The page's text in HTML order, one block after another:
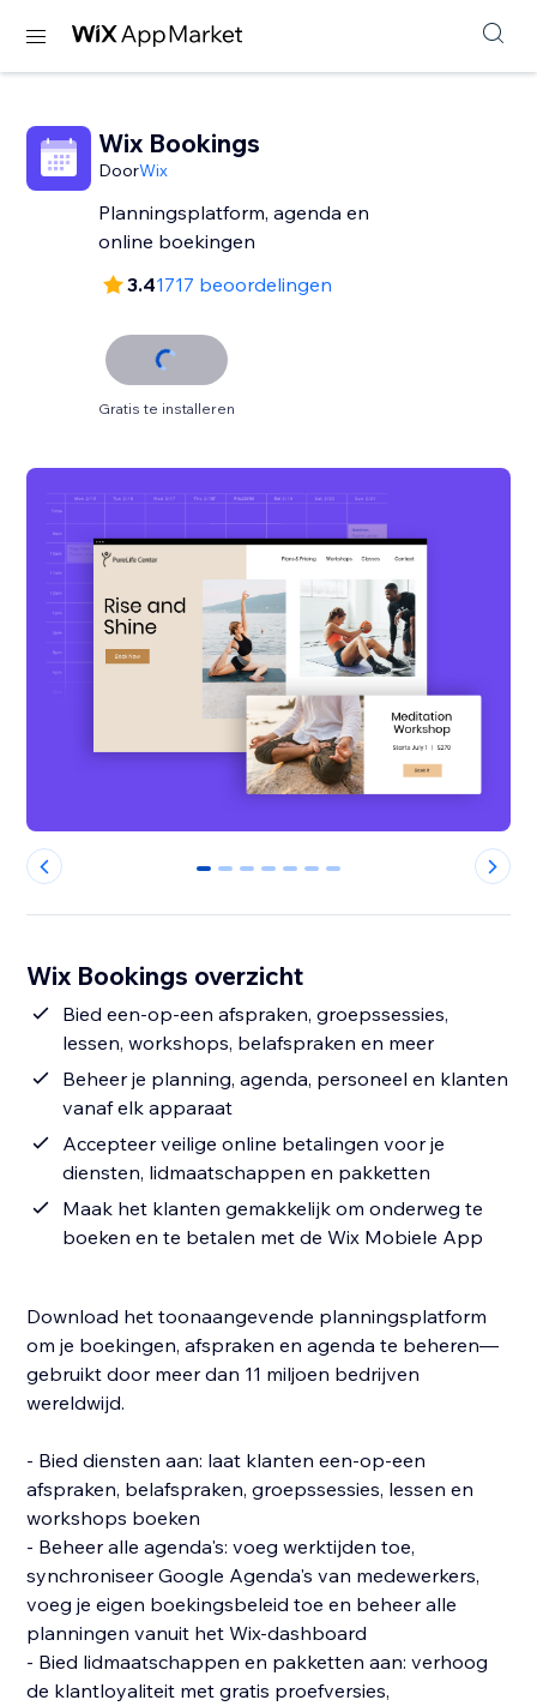
Wix Bookings
DoorWix
Planningsplatform, agenda en
online boekingen
3.41717 beoordelingen
Gratis te installeren
0 1 2 3 4 5 6
Wix Bookings overzicht
Bied een-op-een afspraken, groepssessies,
lessen, workshops, belafspraken en meer
Beheer je planning, agenda, personeel en klanten
vanaf elk apparaat
Accepteer veilige online betalingen voor je
diensten, lidmaatschappen en pakketten
Maak het klanten gemakkelijk om onderweg te
boeken en te betalen met de Wix Mobiele App
Download het toonaangevende planningsplatform
om je boekingen, afspraken en agenda te beheren—
gebruikt door meer dan 11 miljoen bedrijven
wereldwijd.
- Bied diensten aan: laat klanten een-op-een
afspraken, belafspraken, groepssessies, lessen en
workshops boeken
- Beheer alle agenda's: voeg werktijden toe,
synchroniseer Google Agenda's van medewerkers,
voeg je eigen boekingsbeleid toe en beheer alle
planningen vanuit het Wix-dashboard
- Bied lidmaatschappen en pakketten aan: verhoog
de klantloyaliteit met gratis proefversies,